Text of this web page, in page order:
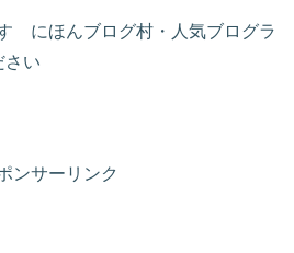
にほんブログ村・人気ブログラ
さい
ンサーリンク